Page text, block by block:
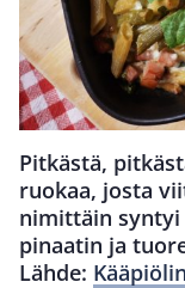
Pitkästä,
ruokaa, josta
nimittäin syntyi
pinaatin ja
Lähde: